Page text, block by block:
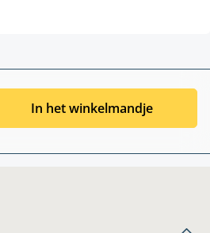
In het winkelmandje